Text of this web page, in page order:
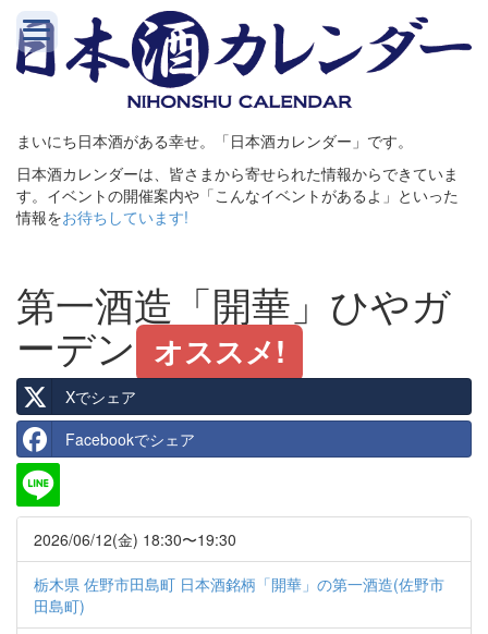
まいにち日本酒がある幸せ。「日本酒カレンダー」です。
日本酒カレンダーは、皆さまから寄せられた情報からできていま
す。イベントの開催案内や「こんなイベントがあるよ」といった
情報をお待ちしています!
第一酒造「開華」ひやガ
ーデン オススメ!
Xでシェア
Facebookでシェア
2026/06/12(金) 18:30〜19:30
栃木県 佐野市田島町 日本酒銘柄「開華」の第一酒造(佐野市
田島町)